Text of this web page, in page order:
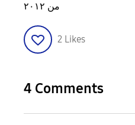
من ٢٠١٢
2 Likes
4 Comments